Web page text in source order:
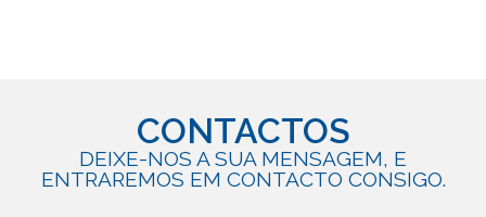
CONTACTOS
DEIXE-NOS A SUA MENSAGEM, E
ENTRAREMOS EM CONTACTO CONSIGO.